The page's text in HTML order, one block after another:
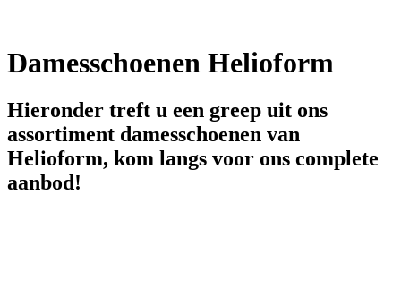
Damesschoenen Helioform
Hieronder treft u een greep uit ons
assortiment damesschoenen van
Helioform, kom langs voor ons complete
aanbod!